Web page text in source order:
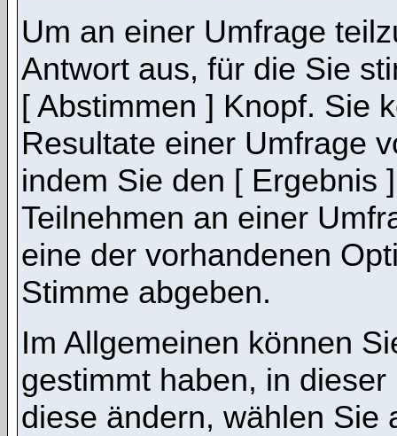
Um an einer Umfrage
Antwort aus, für die Sie
[ Abstimmen ] Knopf. Sie
Resultate einer Umfrage
indem Sie den [ Ergebnis
Teilnehmen an einer
eine der vorhandenen
Stimme abgeben.
Im Allgemeinen können
gestimmt haben, in
diese ändern, wählen Sie